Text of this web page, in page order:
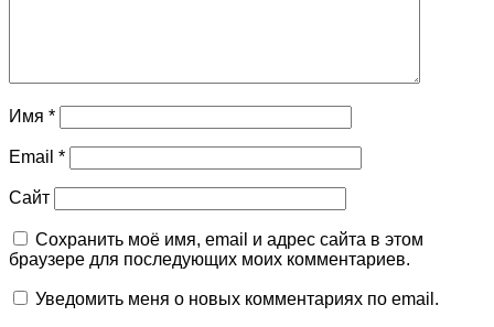
Имя *
Email *
Сайт
Сохранить моё имя, email и адрес сайта в этом
браузере для последующих моих комментариев.
Уведомить меня о новых комментариях по email.